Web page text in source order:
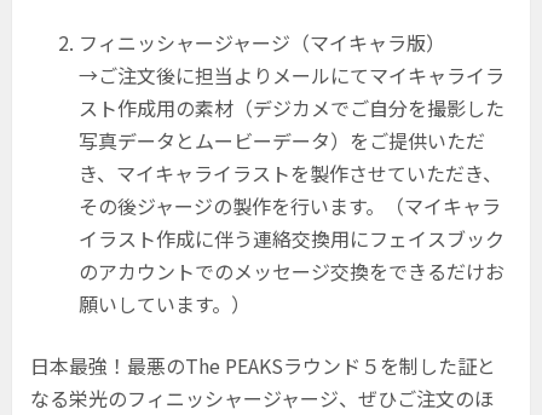
フィニッシャージャージ（マイキャラ版）
→ご注文後に担当よりメールにてマイキャライラ
スト作成用の素材（デジカメでご自分を撮影した
写真データとムービーデータ）をご提供いただ
き、マイキャライラストを製作させていただき、
その後ジャージの製作を行います。（マイキャラ
イラスト作成に伴う連絡交換用にフェイスブック
のアカウントでのメッセージ交換をできるだけお
願いしています。）
日本最強！最悪のThe PEAKSラウンド５を制した証と
なる栄光のフィニッシャージャージ、ぜひご注文のほ